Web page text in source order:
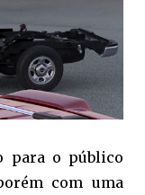
para o público
com uma